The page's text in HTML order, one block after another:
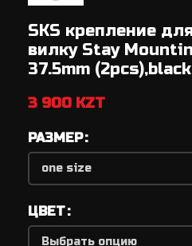
SKS крепление
вилку Stay
37.5mm (2pcs),black
3 900 KZT
РАЗМЕР
ЦВЕТ